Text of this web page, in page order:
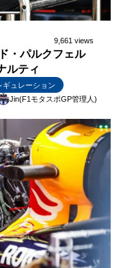
9,661 views
・パルクフェル
ルティ
ギュレーション
Jin(F1モタスポGP管理人)